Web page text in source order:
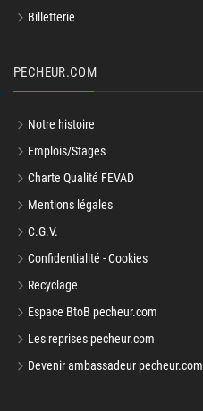
Billetterie
PECHEUR.COM
Notre histoire
Emplois/Stages
Charte Qualité FEVAD
Mentions légales
C.G.V.
Confidentialité - Cookies
Recyclage
Espace BtoB pecheur.com
Les reprises pecheur.com
Devenir ambassadeur pecheur.com